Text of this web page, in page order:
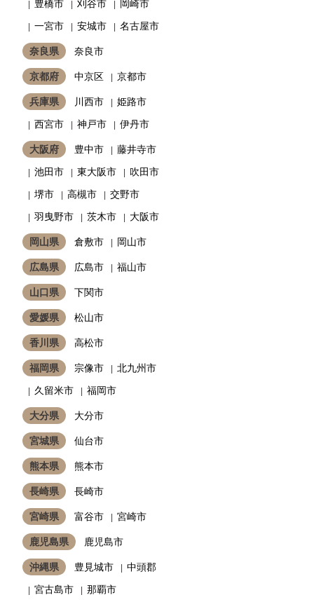
豊橋市
刈谷市
岡崎市
一宮市
安城市 名古屋市
奈良県 奈良市
京都府 中京区 京都市
兵庫県 川西市
姫路市
西宮市
神戸市 伊丹市
大阪府 豊中市
藤井寺市
池田市
東大阪市
吹田市
堺市
高槻市
交野市
羽曳野市
茨木市 大阪市
岡山県 倉敷市 岡山市
広島県 広島市 福山市
山口県 下関市
愛媛県 松山市
香川県 高松市
福岡県 宗像市
北九州市
久留米市
福岡市
大分県 大分市
宮城県 仙台市
熊本県 熊本市
長崎県 長崎市
宮崎県 富谷市 宮崎市
鹿児島県 鹿児島市
沖縄県 豊見城市
中頭郡
宮古島市
那覇市